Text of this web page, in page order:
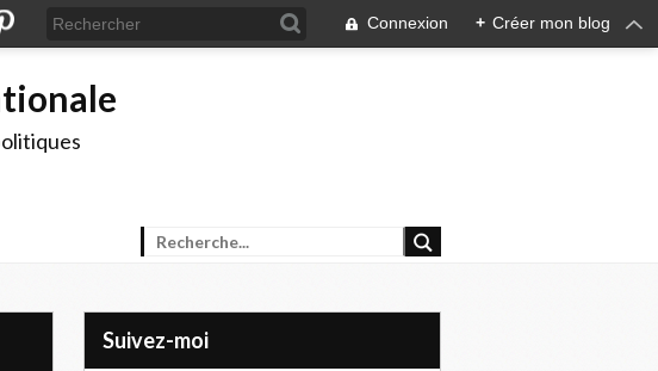
Connexion + Créer mon blog
Suivez-moi